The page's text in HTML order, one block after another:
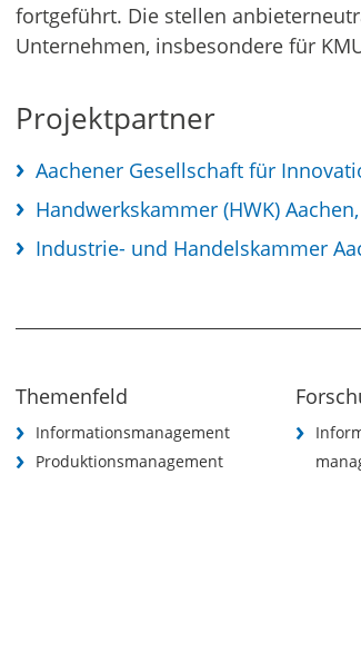
fortgeführt. Die stellen
Unternehmen, insbesondere für
Projektpartner
Aachener Gesellschaft für
Handwerkskammer (HWK)
Industrie- und Handelskammer
Themenfeld
Informationsmanagement
Produktionsmanagement